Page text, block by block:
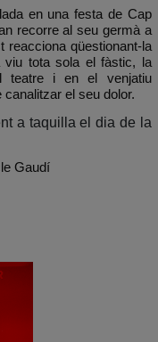
en una festa de Cap
recorre al seu germà a
reacciona qüestionant-la
viu tota sola el fàstic, la
teatre i en el venjatiu
el seu dolor.
a taquilla el dia de la
Gaudí